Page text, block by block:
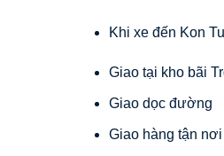
Khi xe đến Kon
Giao tại kho bãi
Giao dọc đường
Giao hàng tận